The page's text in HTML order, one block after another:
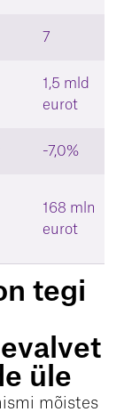
7
1,5 mld
eurot
-7,0%
168 mln
eurot
tegi
üle
mõistes